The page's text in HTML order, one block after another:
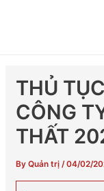
THỦ
CÔNG
THẤT
By Quản trị /04/02/